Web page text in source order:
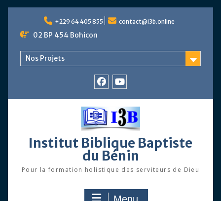
content
+229 64 405 855 contact@i3b.online
02 BP 454 Bohicon
Nos Projets
Youtube
Institut Biblique Baptiste
du Bénin
Pour la formation holistique des serviteurs de Dieu